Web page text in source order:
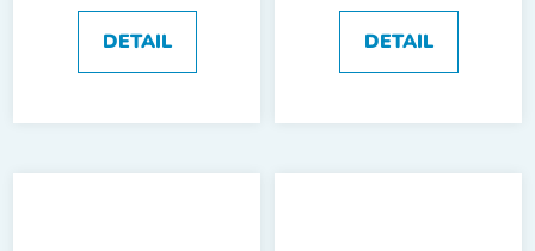
DETAIL DETAIL